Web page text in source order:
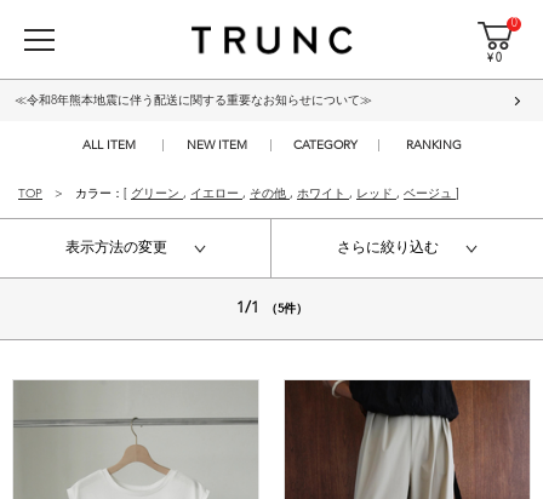
0
¥ 0
≪令和8年熊本地震に伴う配送に関する重要なお知らせについて≫
ALL ITEM NEW ITEM CATEGORY RANKING
TOP カラー：[ グリーン , イエロー , その他 , ホワイト , レッド , ベージュ
表示方法の変更 さらに絞り込む
1/1 （5件）